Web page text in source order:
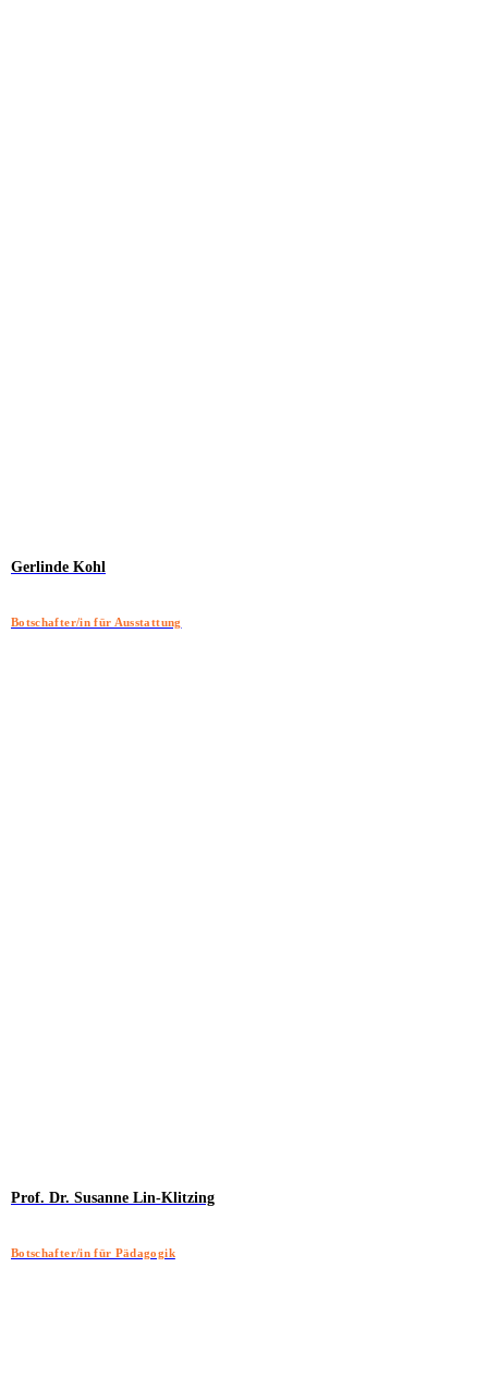
Gerlinde Kohl
Botschafter/in für Ausstattung
Prof. Dr. Susanne Lin-Klitzing
Botschafter/in für Pädagogik